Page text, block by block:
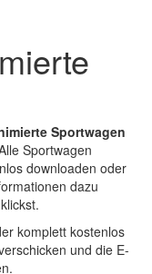
Sportwagen
Sportwagen
downloaden oder
dazu
komplett kostenlos
und die E-